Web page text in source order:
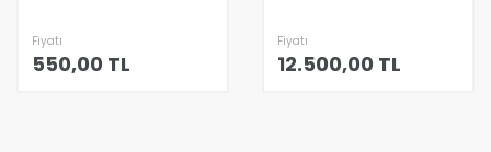
Fiyatı
550,00 TL
Fiyatı
12.500,00 TL